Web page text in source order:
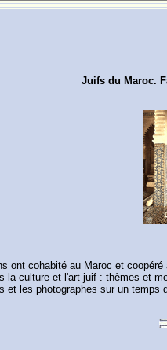
Juifs du Maroc.
ont cohabité au Maroc et
la culture et l'art juif : thèmes et
et les photographes sur un